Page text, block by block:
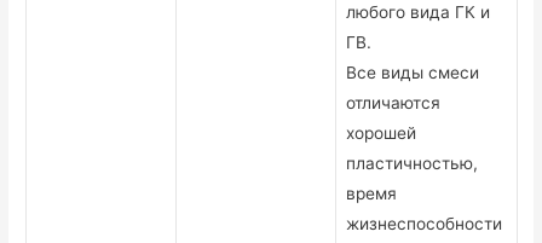
любого вида ГК и
ГВ.
Все виды смеси
отличаются
хорошей
пластичностью,
время
жизнеспособности